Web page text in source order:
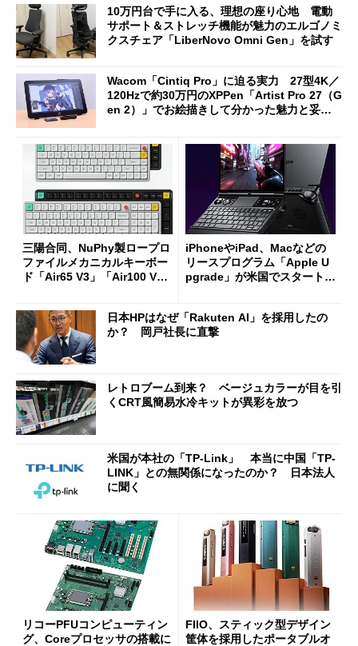
10万円台で手に入る、理想の座り心地 電動
サポート＆ストレッチ機能が魅力のエルゴノミ
クスチェア「LiberNovo Omni Gen」を試す
Wacom「Cintiq Pro」に迫る実力 27型4K／
120Hzで約30万円のXPPen「Artist Pro 27（G
en 2）」でお絵描きして分かった魅力と妥協
三陽合同、NuPhy製ロープロ
ファイルメカニカルキーボー
ド「Air65 V3」「Air100 V
iPhoneやiPad、Macなどの
リースプログラム「Apple U
pgrade」が米国でスタート／
ut」が明...
日本HPはなぜ「Rakuten AI」を採用したの
か？ 岡戸社長に直撃
レトロブーム到来？ ベージュカラーが目を引
くCRT風簡易水冷キットが異彩を放つ
米国が本社の「TP-Link」 本当に中国「TP-
LINK」との無関係になったのか？ 日本法人
に聞く
リコーPFUコンピューティン
グ、Coreプロセッサの搭載に
FIIO、スティック型デザイン
筐体を採用したポータブルオ